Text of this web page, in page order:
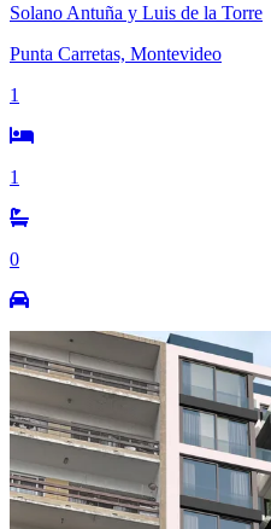
Solano Antuña y Luis de la Torre
Punta Carretas, Montevideo
1
1
0